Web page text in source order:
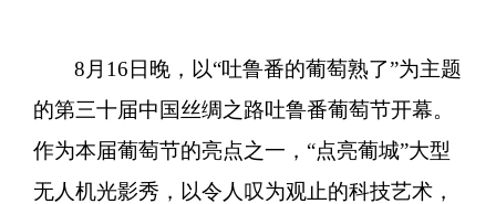
8月16日晚，以“吐鲁番的葡萄熟了”为主题
的第三十届中国丝绸之路吐鲁番葡萄节开幕。
作为本届葡萄节的亮点之一，“点亮葡城”大型
无人机光影秀，以令人叹为观止的科技艺术，